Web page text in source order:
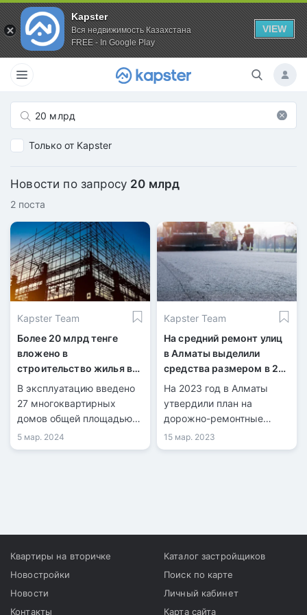
Kapster
Вся недвижимость Казахстана
FREE - In Google Play
VIEW
Только от Kapster
Новости по запросу 20 млрд
2 поста
Kapster Team
Более 20 млрд тенге
вложено в
строительство жилья в
Костанае в 2023 году
В эксплуатацию введено
27 многоквартирных
домов общей площадью
96,6 тыс. кв. м.
Завершено строительство
5 мар. 2024
Kapster Team
На средний ремонт улиц
в Алматы выделили
средства размером в 20
млрд тенге
На 2023 год в Алматы
утвердили план на
дорожно-ремонтные
работы. Акимат города
сообщил, что под средний
15 мар. 2023
Квартиры на вторичке
Новостройки
Новости
Контакты
Каталог застройщиков
Поиск по карте
Личный кабинет
Карта сайта